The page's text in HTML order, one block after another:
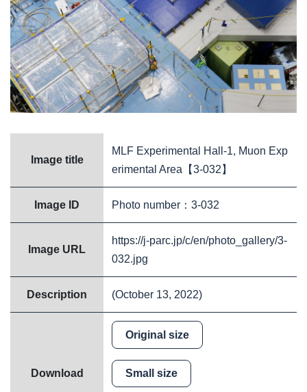
Image title
MLF Experimental Hall-1, Muon Exp
erimental Area【3-032】
Image ID Photo number：3-032
Image URL
https://j-parc.jp/c/en/photo_gallery/3-
032.jpg
Description (October 13, 2022)
Download
Original size
Small size